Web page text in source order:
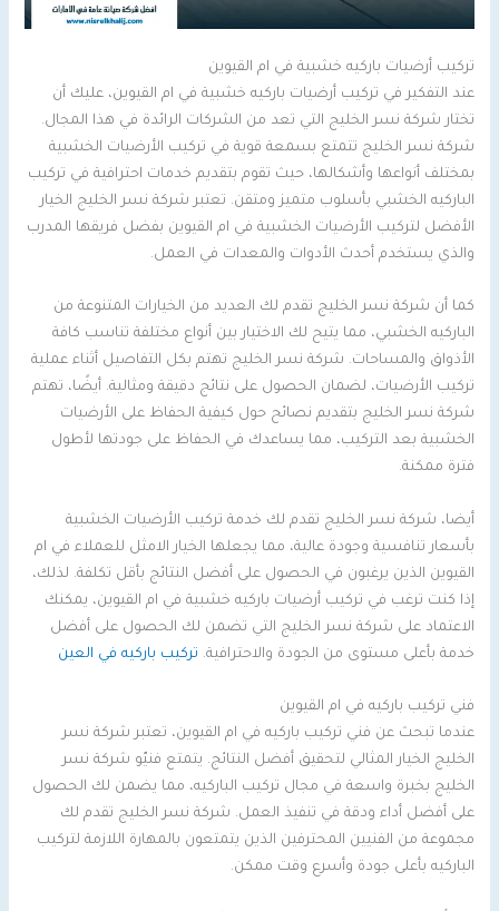
تركيب أرضيات باركيه خشبية في ام القيوين
عند التفكير في تركيب أرضيات باركيه خشبية في ام القيوين، عليك أن
تختار شركة نسر الخليج التي تعد من الشركات الرائدة في هذا المجال.
شركة نسر الخليج تتمتع بسمعة قوية في تركيب الأرضيات الخشبية
بمختلف أنواعها وأشكالها، حيث تقوم بتقديم خدمات احترافية في تركيب
الباركيه الخشبي بأسلوب متميز ومتقن. تعتبر شركة نسر الخليج الخيار
الأفضل لتركيب الأرضيات الخشبية في ام القيوين بفضل فريقها المدرب
والذي يستخدم أحدث الأدوات والمعدات في العمل.
كما أن شركة نسر الخليج تقدم لك العديد من الخيارات المتنوعة من
الباركيه الخشبي، مما يتيح لك الاختيار بين أنواع مختلفة تناسب كافة
الأذواق والمساحات. شركة نسر الخليج تهتم بكل التفاصيل أثناء عملية
تركيب الأرضيات، لضمان الحصول على نتائج دقيقة ومثالية. أيضًا، تهتم
شركة نسر الخليج بتقديم نصائح حول كيفية الحفاظ على الأرضيات
الخشبية بعد التركيب، مما يساعدك في الحفاظ على جودتها لأطول
فترة ممكنة.
أيضا، شركة نسر الخليج تقدم لك خدمة تركيب الأرضيات الخشبية
بأسعار تنافسية وجودة عالية، مما يجعلها الخيار الامثل للعملاء في ام
القيوين الذين يرغبون في الحصول على أفضل النتائج بأقل تكلفة. لذلك،
إذا كنت ترغب في تركيب أرضيات باركيه خشبية في ام القيوين، يمكنك
الاعتماد على شركة نسر الخليج التي تضمن لك الحصول على أفضل
خدمة بأعلى مستوى من الجودة والاحترافية. تركيب باركيه في العين
فني تركيب باركيه في ام القيوين
عندما تبحث عن فني تركيب باركيه في ام القيوين، تعتبر شركة نسر
الخليج الخيار المثالي لتحقيق أفضل النتائج. يتمتع فنيّو شركة نسر
الخليج بخبرة واسعة في مجال تركيب الباركيه، مما يضمن لك الحصول
على أفضل أداء ودقة في تنفيذ العمل. شركة نسر الخليج تقدم لك
مجموعة من الفنيين المحترفين الذين يتمتعون بالمهارة اللازمة لتركيب
الباركيه بأعلى جودة وأسرع وقت ممكن.